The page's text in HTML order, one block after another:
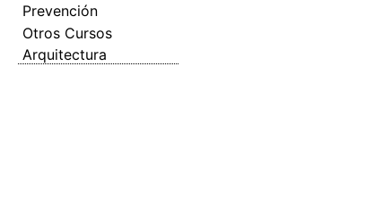
Prevención
Otros Cursos
Arquitectura